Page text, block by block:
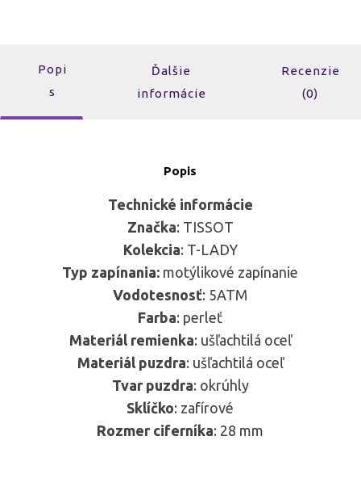
Popi
s
Ďalšie
informácie
Recenzie
(0)
Popis
Technické informácie
Značka: TISSOT
Kolekcia: T-LADY
Typ zapínania: motýlikové zapínanie
Vodotesnosť: 5ATM
Farba: perleť
Materiál remienka: ušľachtilá oceľ
Materiál puzdra: ušľachtilá oceľ
Tvar puzdra: okrúhly
Sklíčko: zafírové
Rozmer ciferníka: 28 mm